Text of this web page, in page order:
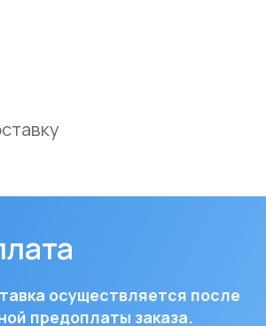
заказа.
способами:
расчет
картой
Kaspi QR, Kaspi Red
(Kaspi Bank, Home
Евразийский Банк, Jusan